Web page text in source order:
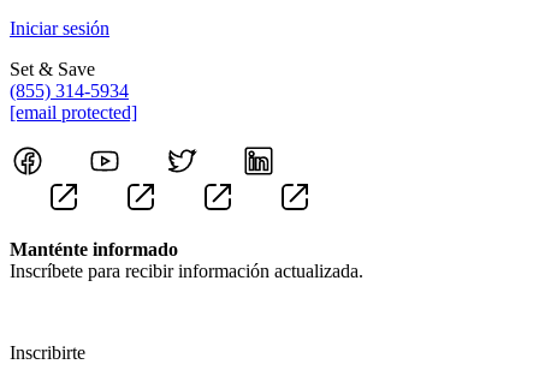
Iniciar sesión
Set & Save
(855) 314-5934
[email protected]
Manténte informado
Inscríbete para recibir información actualizada.
Inscribirte